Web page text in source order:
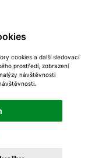
cookies a další sledovací
prostředí, zobrazení
návštěvnosti